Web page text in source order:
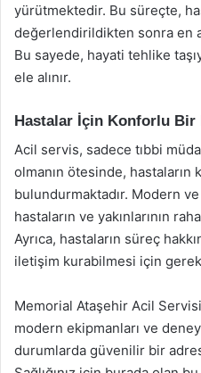
yürütmektedir. Bu süreçte,
değerlendirildikten sonra en
Bu sayede, hayati tehlike
ele alınır.
Hastalar İçin Konforlu Bir
Acil servis, sadece tıbbi
olmanın ötesinde,
bulundurmaktadır. Modern
hastaların ve yakınlarının
Ayrıca, hastaların süreç
iletişim kurabilmesi için
Memorial Ataşehir Acil
modern ekipmanları ve
durumlarda güvenilir bir